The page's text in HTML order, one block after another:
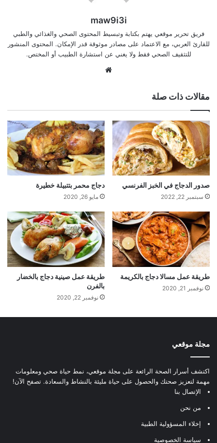
maw9i3i
فريق تحرير موقعي يهتم بكتابة وتبسيط المحتوى الصحي والغذائي والطبي
للقارئ العربي، مع الاعتماد على مصادر موثوقة قدر الإمكان. المحتوى المنشور
للتثقيف الصحي فقط ولا يغني عن استشارة الطبيب أو المختص.
مقالات ذات صلة
صدور الدجاج في الخبز الفرنسي
سبتمبر 22, 2022
دجاج محمر بتتبيلة خطيرة
مايو 26, 2020
طريقة عمل مسالا دجاج بالكريمة
نوفمبر 21, 2020
طريقة عمل صينية دجاج بالخضار
بالفرن
نوفمبر 22, 2020
مجلة موقعي
اكتشف أسرار الصحة الرائعة على مجلة موقعي، نمط حياة صحي ومعلومات
مهمة لتعزيز صحتك والحصول على حياة مليئة بالنشاط والسعادة. تصفح الآن!
الإتصال بنا
من نحن
إخلاء المسؤولية الطبية
سياسة الخصوصية